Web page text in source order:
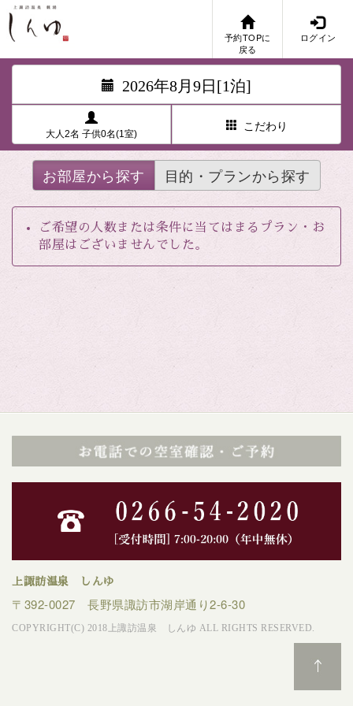
予約TOPに
戻る
ログイン
2026年8月9日[1泊]
大人2名 子供0名(1室)
こだわり
お部屋から探す 目的・プランから探す
ご希望の人数または条件に当てはまるプラン・お
部屋はございませんでした。
上諏訪温泉 しんゆ
〒392-0027 長野県諏訪市湖岸通り2-6-30
COPYRIGHT(C) 2018上諏訪温泉 しんゆ ALL RIGHTS RESERVED.